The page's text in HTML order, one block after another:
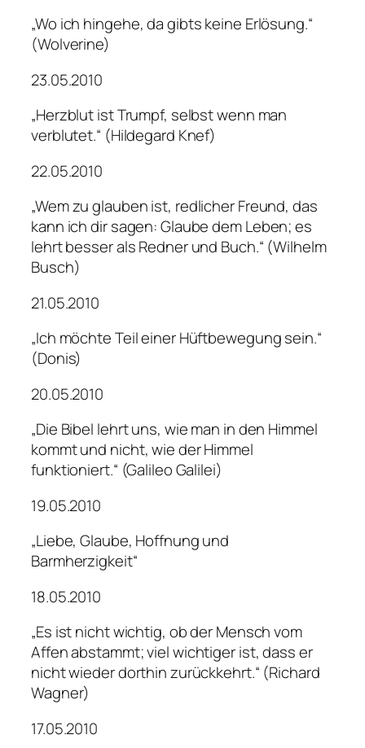
„Wo ich hingehe, da gibts keine Erlösung.“
(Wolverine)
23.05.2010
„Herzblut ist Trumpf, selbst wenn man
verblutet.“ (Hildegard Knef)
22.05.2010
„Wem zu glauben ist, redlicher Freund, das
kann ich dir sagen: Glaube dem Leben; es
lehrt besser als Redner und Buch.“ (Wilhelm
Busch)
21.05.2010
„Ich möchte Teil einer Hüftbewegung sein.“
(Donis)
20.05.2010
„Die Bibel lehrt uns, wie man in den Himmel
kommt und nicht, wie der Himmel
funktioniert.“ (Galileo Galilei)
19.05.2010
„Liebe, Glaube, Hoffnung und
Barmherzigkeit“
18.05.2010
„Es ist nicht wichtig, ob der Mensch vom
Affen abstammt; viel wichtiger ist, dass er
nicht wieder dorthin zurückkehrt.“ (Richard
Wagner)
17.05.2010